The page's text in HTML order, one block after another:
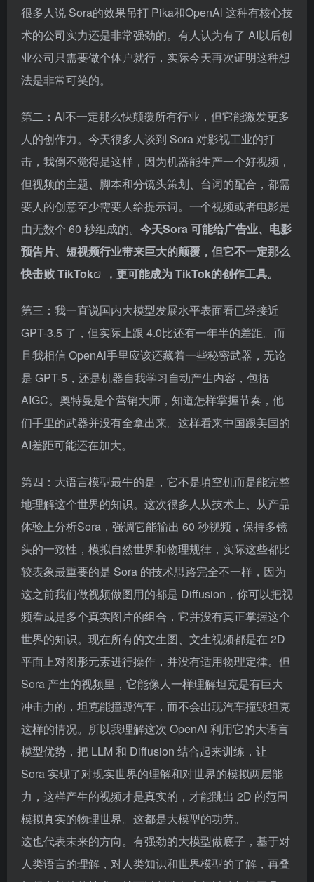
很多人说 Sora的效果吊打 Pika和OpenAl 这种有核心技
术的公司实力还是非常强劲的。有人认为有了 AI以后创
业公司只需要做个体户就行，实际今天再次证明这种想
法是非常可笑的。
第二：AI不一定那么快颠覆所有行业，但它能激发更多
人的创作力。今天很多人谈到 Sora 对影视工业的打
击，我倒不觉得是这样，因为机器能生产一个好视频，
但视频的主题、脚本和分镜头策划、台词的配合，都需
要人的创意至少需要人给提示词。一个视频或者电影是
由无数个 60 秒组成的。 今天Sora 可能给广告业、电影
预告片、短视频行业带来巨大的颠覆，但它不一定那么
快击败TikTok ，更可能成为 TikTok的创作工具。
第三：我一直说国内大模型发展水平表面看已经接近
GPT-3.5 了，但实际上跟 4.0比还有一年半的差距。而
且我相信 OpenAl手里应该还藏着一些秘密武器，无论
是 GPT-5，还是机器自我学习自动产生内容，包括
AIGC。奥特曼是个营销大师，知道怎样掌握节奏，他
们手里的武器并没有全拿出来。这样看来中国跟美国的
AI差距可能还在加大。
第四：大语言模型最牛的是，它不是填空机而是能完整
地理解这个世界的知识。这次很多人从技术上、从产品
体验上分析Sora，强调它能输出 60 秒视频，保持多镜
头的一致性，模拟自然世界和物理规律，实际这些都比
较表象最重要的是 Sora 的技术思路完全不一样，因为
这之前我们做视频做图用的都是 Diffusion，你可以把视
频看成是多个真实图片的组合，它并没有真正掌握这个
世界的知识。现在所有的文生图、文生视频都是在 2D
平面上对图形元素进行操作，并没有适用物理定律。但
Sora 产生的视频里，它能像人一样理解坦克是有巨大
冲击力的，坦克能撞毁汽车，而不会出现汽车撞毁坦克
这样的情况。所以我理解这次 OpenAl 利用它的大语言
模型优势，把 LLM 和 Diffusion 结合起来训练，让
Sora 实现了对现实世界的理解和对世界的模拟两层能
力，这样产生的视频才是真实的，才能跳出 2D 的范围
模拟真实的物理世界。这都是大模型的功劳。
这也代表未来的方向。有强劲的大模型做底子，基于对
人类语言的理解，对人类知识和世界模型的了解，再叠